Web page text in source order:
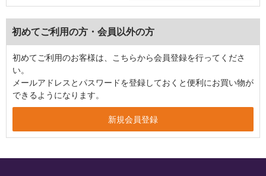
初めてご利用の方・会員以外の方
初めてご利用のお客様は、こちらから会員登録を行ってくださ
い。
メールアドレスとパスワードを登録しておくと便利にお買い物が
できるようになります。